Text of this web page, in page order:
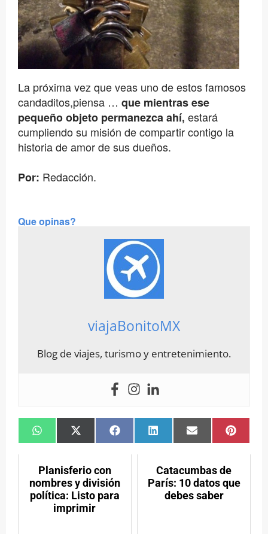
La próxima vez que veas uno de estos famosos
candaditos,piensa … que mientras ese
pequeño objeto permanezca ahí, estará
cumpliendo su misión de compartir contigo la
historia de amor de sus dueños.
Por: Redacción.
Que opinas?
viajaBonitoMX
Blog de viajes, turismo y entretenimiento.
Compartir
en
Compartir
en
(Twitter)
Compartir
en
Facebook
Compartir
en
Compartir
en en
Planisferio con
nombres y división
política: Listo para
imprimir
Catacumbas de
París: 10 datos que
debes saber